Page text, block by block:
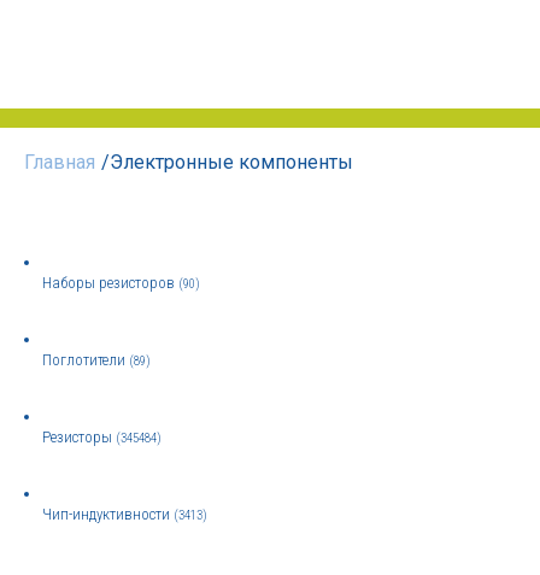
Главная /Электронные компоненты
Наборы резисторов (90)
Поглотители (89)
Резисторы (345484)
Чип-индуктивности (3413)